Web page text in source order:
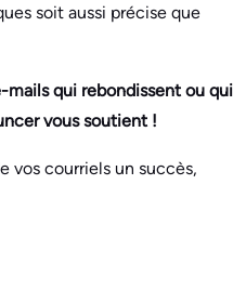
soit aussi précise que
mails qui rebondissent ou qui
vous soutient !
vos courriels un succès,